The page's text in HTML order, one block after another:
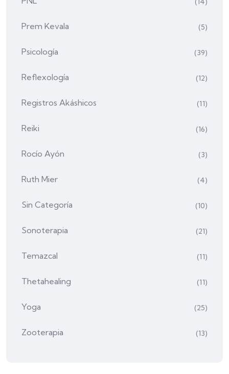
Prem Kevala (5)
Psicología (39)
Reflexología (12)
Registros Akáshicos (11)
Reiki (16)
Rocío Ayón (3)
Ruth Mier (4)
Sin Categoría (10)
Sonoterapia (21)
Temazcal (11)
Thetahealing (11)
Yoga (25)
Zooterapia (13)